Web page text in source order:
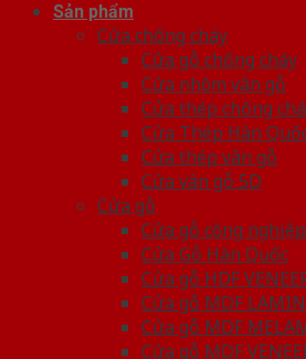
Sản phẩm
Cửa chống cháy
Cửa gỗ chống cháy
Cửa nhôm vân gỗ
Cửa thép chống
Cửa Thép Hàn
Cửa thép vân gỗ
Cửa vân gỗ 5D
Cửa gỗ
Cửa gỗ công
Cửa Gỗ Hàn Quốc
Cửa gỗ HDF
Cửa gỗ MDF
Cửa gỗ MDF
Cửa gỗ MDF